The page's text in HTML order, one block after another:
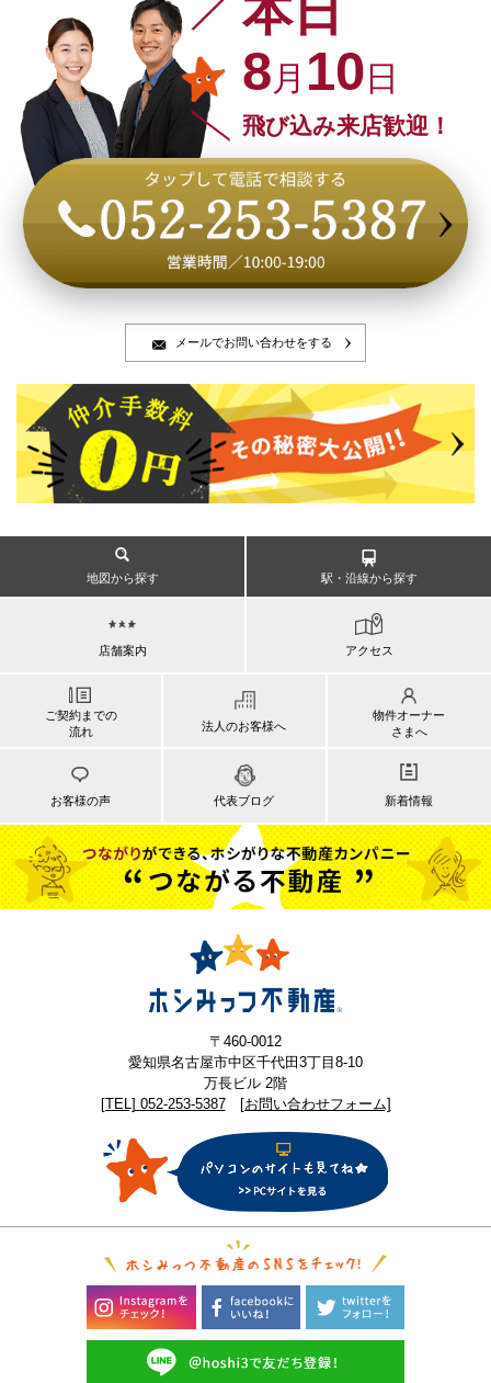
本日
8月 10 日
飛び込み来店歓迎！
メールでお問い合わせをする
地図から探す 駅・沿線から探す
店舗案内 アクセス
ご契約までの
流れ
法人のお客様へ
物件オーナー
さまへ
お客様の声 代表ブログ 新着情報
〒460-0012
愛知県名古屋市中区千代田3丁目8-10
万長ビル 2階
[TEL] 052-253-5387
[お問い合わせフォーム]